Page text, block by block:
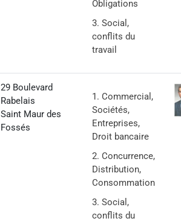
Obligations
Social,
conflits du
travail
29 Boulevard
Rabelais
Saint Maur des
Fossés
Commercial,
Sociétés,
Entreprises,
Droit bancaire
Concurrence,
Distribution,
Consommation
Social,
conflits du